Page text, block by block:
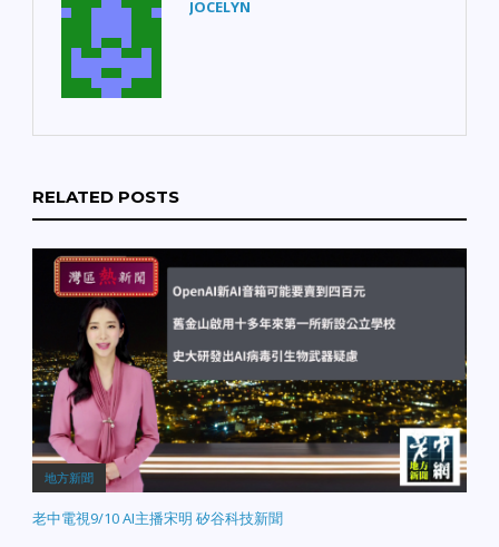
JOCELYN
RELATED POSTS
地方新聞
老中電視9/10 AI主播宋明 矽谷科技新聞